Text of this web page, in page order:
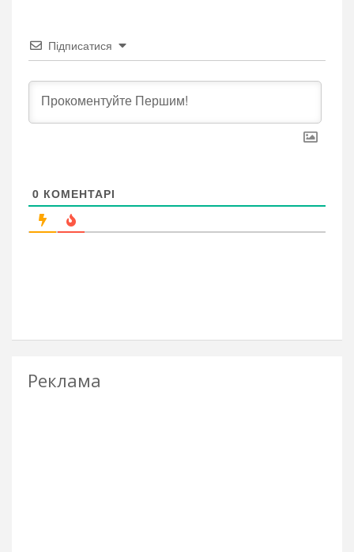
Підписатися
0 КОМЕНТАРІ
Реклама